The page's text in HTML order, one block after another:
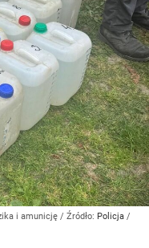
i amunicję / Źródło: Policja /